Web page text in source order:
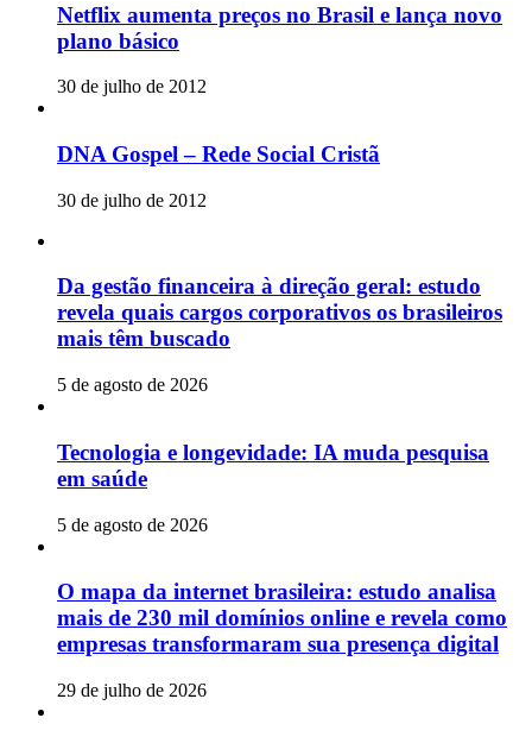
Netflix aumenta preços no Brasil e lança novo
plano básico
30 de julho de 2012
DNA Gospel – Rede Social Cristã
30 de julho de 2012
Da gestão financeira à direção geral: estudo
revela quais cargos corporativos os brasileiros
mais têm buscado
5 de agosto de 2026
Tecnologia e longevidade: IA muda pesquisa
em saúde
5 de agosto de 2026
O mapa da internet brasileira: estudo analisa
mais de 230 mil domínios online e revela como
empresas transformaram sua presença digital
29 de julho de 2026